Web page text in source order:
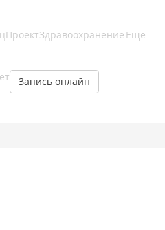
Ещё
Запись онлайн